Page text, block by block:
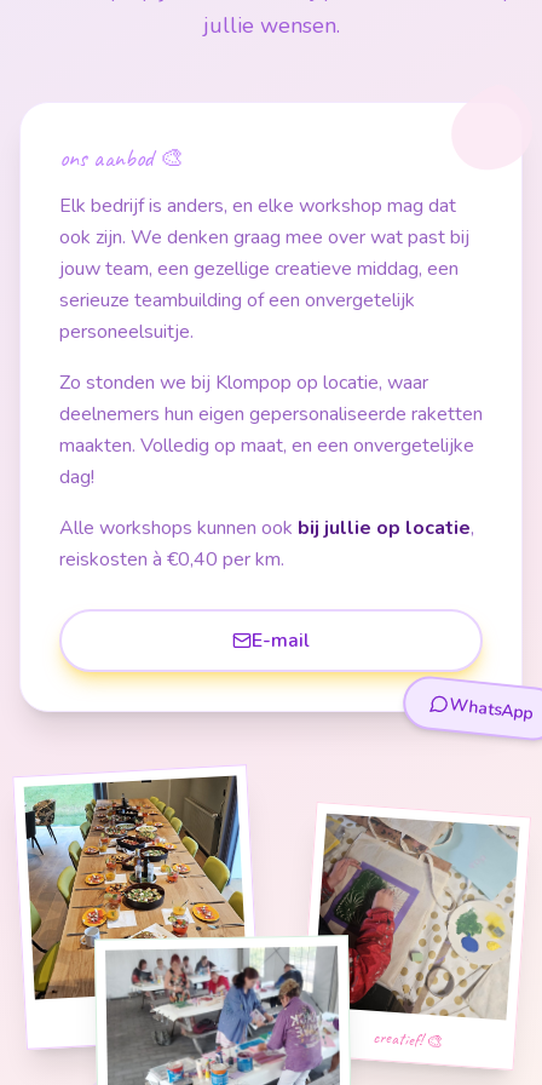
jullie wensen.
ons aanbod 🎨
Elk bedrijf is anders, en elke workshop mag dat
ook zijn. We denken graag mee over wat past bij
jouw team, een gezellige creatieve middag, een
serieuze teambuilding of een onvergetelijk
personeelsuitje.
Zo stonden we bij Klompop op locatie, waar
deelnemers hun eigen gepersonaliseerde raketten
maakten. Volledig op maat, en een onvergetelijke
dag!
Alle workshops kunnen ook bij jullie op locatie,
reiskosten à €0,40 per km.
E-mail
WhatsApp
samen koken 🍳
creatief! 🎨